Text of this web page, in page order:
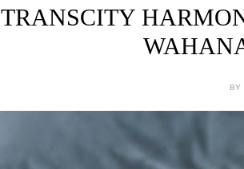
TRANSCITY